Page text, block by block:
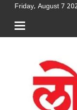
Friday, August 7